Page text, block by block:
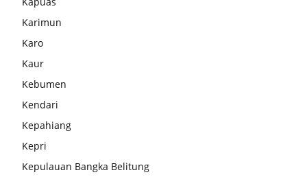
Karimun
Karo
Kaur
Kebumen
Kendari
Kepahiang
Kepri
Kepulauan Bangka Belitung